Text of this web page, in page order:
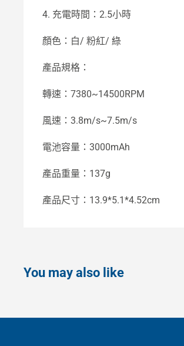
4. 充電時間：2.5小時
顏色：白/ 粉紅/ 綠
產品規格：
轉速：7380~14500RPM
風速：3.8m/s~7.5m/s
電池容量：3000mAh
產品重量：137g
產品尺寸：13.9*5.1*4.52cm
You may also like